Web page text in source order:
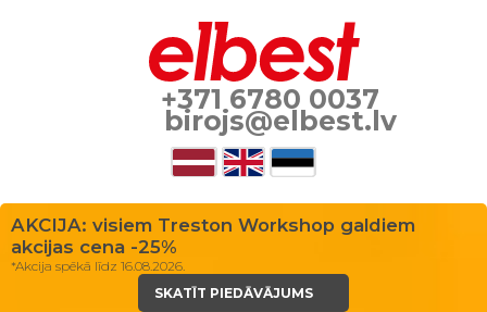
+371 6780 0037
birojs@elbest.lv
AKCIJA: visiem Treston Workshop galdiem
akcijas cena -25%
*Akcija spēkā līdz 16.08.2026.
SKATĪT PIEDĀVĀJUMS